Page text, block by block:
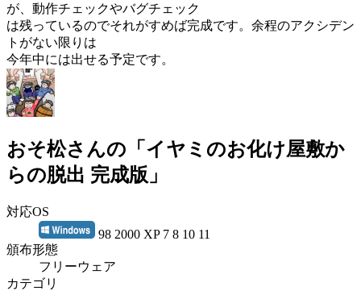
が、動作チェックやバグチェック
は残っているのでそれがすめば完成です。余程のアクシデン
トがない限りは
今年中には出せる予定です。
おそ松さんの「イヤミのお化け屋敷か
らの脱出 完成版」
対応OS
98 2000 XP 7 8 10 11
頒布形態
フリーウェア
カテゴリ